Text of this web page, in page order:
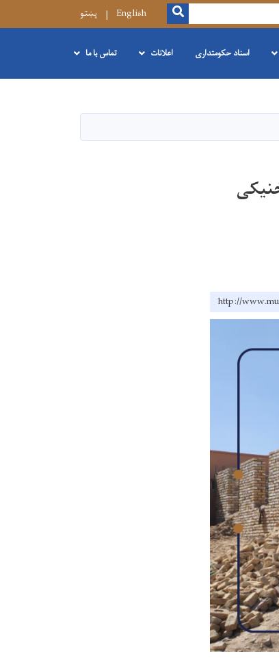
SEARCH
English پښتو
اسناد حکومتداری اعلانات تماس با ما
http://